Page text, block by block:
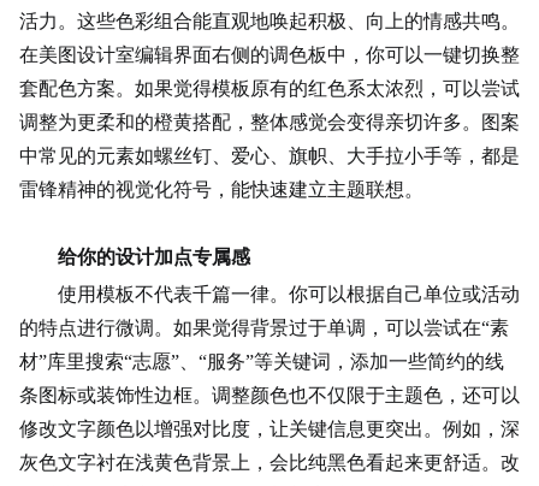
活力。这些色彩组合能直观地唤起积极、向上的情感共鸣。
在美图设计室编辑界面右侧的调色板中，你可以一键切换整
套配色方案。如果觉得模板原有的红色系太浓烈，可以尝试
调整为更柔和的橙黄搭配，整体感觉会变得亲切许多。图案
中常见的元素如螺丝钉、爱心、旗帜、大手拉小手等，都是
雷锋精神的视觉化符号，能快速建立主题联想。
给你的设计加点专属感
使用模板不代表千篇一律。你可以根据自己单位或活动
的特点进行微调。如果觉得背景过于单调，可以尝试在“素
材”库里搜索“志愿”、“服务”等关键词，添加一些简约的线
条图标或装饰性边框。调整颜色也不仅限于主题色，还可以
修改文字颜色以增强对比度，让关键信息更突出。例如， 深
灰色文字衬在浅黄色背景上，会比纯黑色看起来更舒适。改